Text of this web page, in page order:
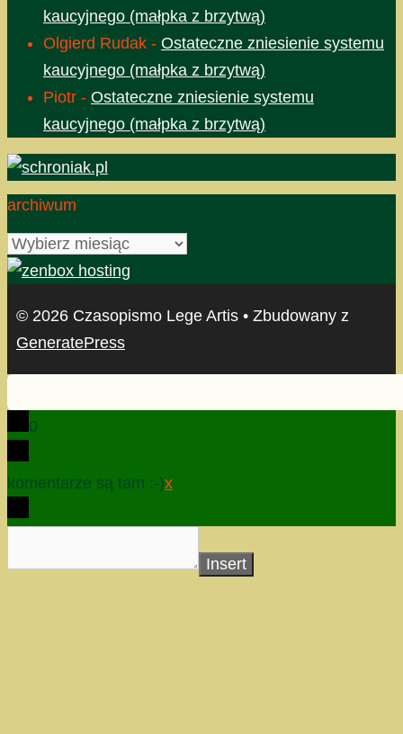
kaucyjnego (małpka z brzytwą)
Olgierd Rudak - Ostateczne zniesienie systemu
kaucyjnego (małpka z brzytwą)
Piotr - Ostateczne zniesienie systemu
kaucyjnego (małpka z brzytwą)
archiwum
archiwum
© 2026 Czasopismo Lege Artis • Zbudowany z
GeneratePress
0
komentarze są tam :-)x
Insert